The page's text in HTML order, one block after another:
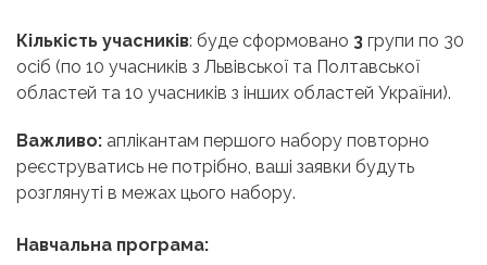
Кількість учасників: буде сформовано 3 групи по 30
осіб (по 10 учасників з Львівської та Полтавської
областей та 10 учасників з інших областей України).
Важливо: аплікантам першого набору повторно
реєструватись не потрібно, ваші заявки будуть
розглянуті в межах цього набору.
Навчальна програма: